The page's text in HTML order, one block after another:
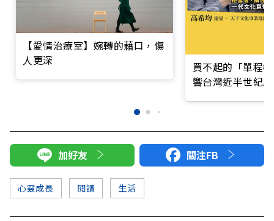
【愛情治療室】婉轉的藉口，傷
人更深
買不起的「單程
響台灣近半世紀
加好友 關注FB
心靈成長 閱讀 生活